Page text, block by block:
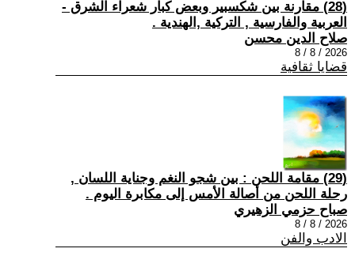
(28) مقارنة بين شكسبير وبعض كبار شعراء الشرق -
العربية والفارسية , التركية ,الهندية .
صلاح الدين محسن
2026 / 8 / 8
قضايا ثقافية
(29) مقامة اللحن : بين شجو النغم وجناية اللسان ,
رحلة اللحن من أصالة الأمس إلى مكابرة اليوم .
صباح حزمي الزهيري
2026 / 8 / 8
الادب والفن